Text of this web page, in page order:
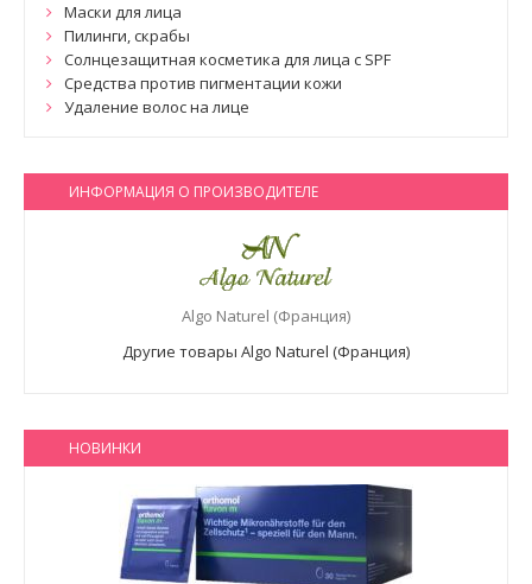
Маски для лица
Пилинги, скрабы
Солнцезащитная косметика для лица с SPF
Средства против пигментации кожи
Удаление волос на лице
ИНФОРМАЦИЯ О ПРОИЗВОДИТЕЛЕ
Algo Naturel (Франция)
Другие товары Algo Naturel (Франция)
НОВИНКИ